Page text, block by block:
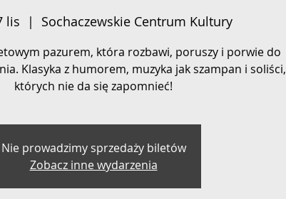
lis
  |
Sochaczewskie Centrum Kultury
pazurem, która rozbawi, poruszy i porwie do
Klasyka z humorem, muzyka jak szampan i soliści,
których nie da się zapomnieć!
Nie prowadzimy sprzedaży biletów
Zobacz inne wydarzenia